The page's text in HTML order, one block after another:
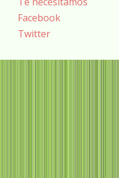
Facebook
Twitter